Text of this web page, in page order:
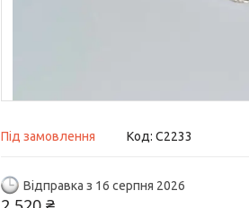
Під замовлення Код: С2233
Відправка з 16 серпня 2026